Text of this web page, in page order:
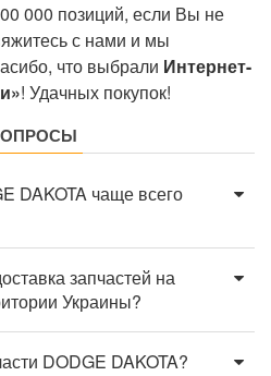
000 позиций, если Вы не
с нами и мы
что выбрали Интернет-
! Удачных покупок!
DAKOTA чаще всего
запчастей на
Украины?
DODGE DAKOTA?